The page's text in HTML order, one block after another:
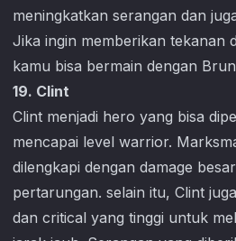
meningkatkan serangan dan
Jika ingin memberikan tekanan
kamu bisa bermain dengan
19. Clint
Clint menjadi hero yang bisa
mencapai level warrior.
dilengkapi dengan damage
pertarungan. selain itu, Clint
dan critical yang tinggi untuk